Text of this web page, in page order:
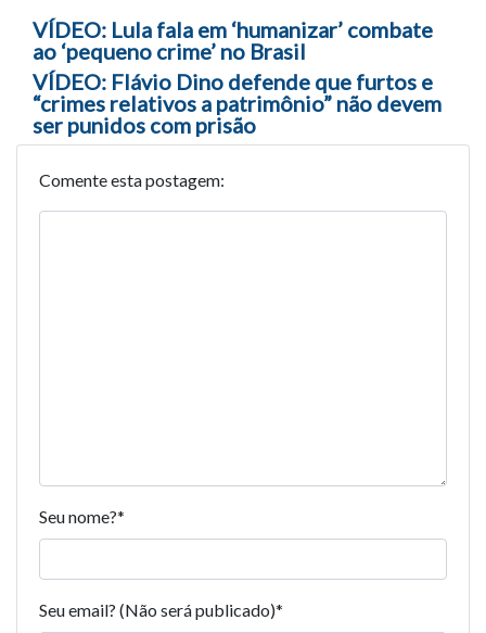
Navegação entre posts
VÍDEO: Lula fala em ‘humanizar’ combate
ao ‘pequeno crime’ no Brasil
VÍDEO: Flávio Dino defende que furtos e
“crimes relativos a patrimônio” não devem
ser punidos com prisão
Comente esta postagem:
Seu nome?*
Seu email? (Não será publicado)*